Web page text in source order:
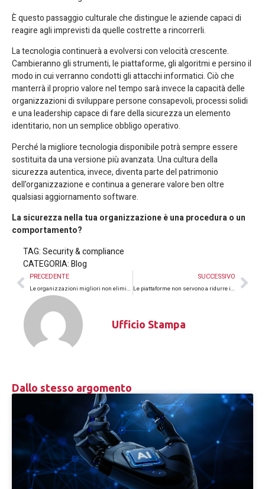
È questo passaggio culturale che distingue le aziende capaci di
reagire agli imprevisti da quelle costrette a rincorrerli.
La tecnologia continuerà a evolversi con velocità crescente.
Cambieranno gli strumenti, le piattaforme, gli algoritmi e persino il
modo in cui verranno condotti gli attacchi informatici. Ciò che
manterrà il proprio valore nel tempo sarà invece la capacità delle
organizzazioni di sviluppare persone consapevoli, processi solidi
e una leadership capace di fare della sicurezza un elemento
identitario, non un semplice obbligo operativo.
Perché la migliore tecnologia disponibile potrà sempre essere
sostituita da una versione più avanzata. Una cultura della
sicurezza autentica, invece, diventa parte del patrimonio
dell’organizzazione e continua a generare valore ben oltre
qualsiasi aggiornamento software.
La sicurezza nella tua organizzazione è una procedura o un
comportamento?
TAG:Security & compliance
CATEGORIA:Blog
PRECEDENTE
Le organizzazioni migliori non eliminano l’incertezza: imparano a governarla
SUCCESSIVO
Le piattaforme non servono a ridurre il lavoro: servono ad aumentare il valore
Ufficio Stampa
Dallo stesso argomento